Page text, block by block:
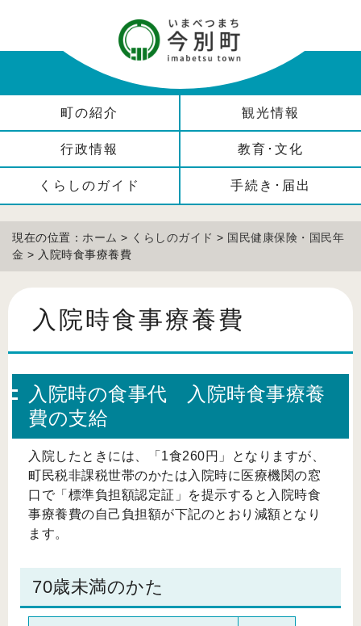
町の紹介 観光情報
行政情報 教育･文化
くらしのガイド 手続き･届出
現在の位置： ホーム > くらしのガイド > 国民健康保険・国民年
金 > 入院時食事療養費
入院時食事療養費
入院時の食事代 入院時食事療養
費の支給
入院したときには、「1食260円」となりますが、
町民税非課税世帯のかたは入院時に医療機関の窓
口で「標準負担額認定証」を提示すると入院時食
事療養費の自己負担額が下記のとおり減額となり
ます。
70歳未満のかた